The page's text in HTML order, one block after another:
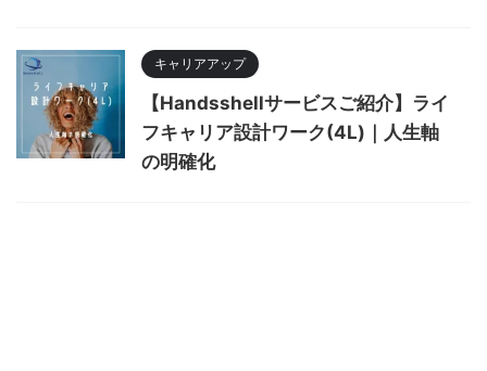
キャリアアップ
【Handsshellサービスご紹介】ライ
フキャリア設計ワーク(4L)｜人生軸
の明確化